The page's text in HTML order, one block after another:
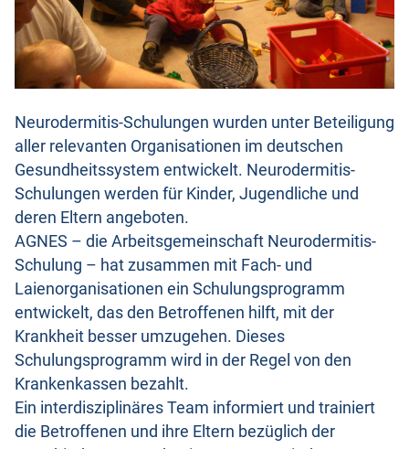
Neurodermitis-Schulungen wurden unter Beteiligung
aller relevanten Organisationen im deutschen
Gesundheitssystem entwickelt. Neurodermitis-
Schulungen werden für Kinder, Jugendliche und
deren Eltern angeboten.
AGNES – die Arbeitsgemeinschaft Neurodermitis-
Schulung – hat zusammen mit Fach- und
Laienorganisationen ein Schulungsprogramm
entwickelt, das den Betroffenen hilft, mit der
Krankheit besser umzugehen. Dieses
Schulungsprogramm wird in der Regel von den
Krankenkassen bezahlt.
Ein interdisziplinäres Team informiert und trainiert
die Betroffenen und ihre Eltern bezüglich der